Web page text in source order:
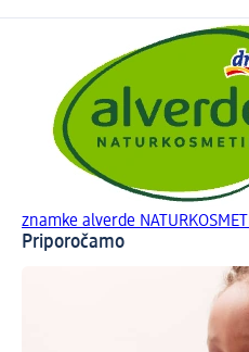
znamke alverde
Priporočamo